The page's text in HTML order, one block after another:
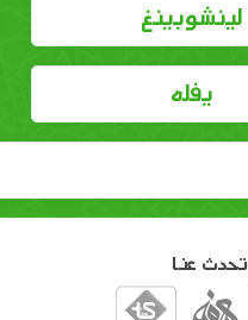
لينشوبينغ
يفله
عنا